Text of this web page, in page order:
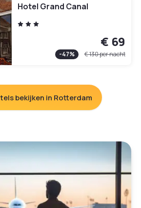
Hotel Grand Canal
€ 69
-47% € 130per nacht
bekijken in Rotterdam